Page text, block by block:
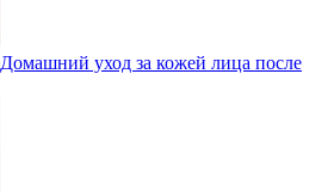
Домашний уход за кожей лица после